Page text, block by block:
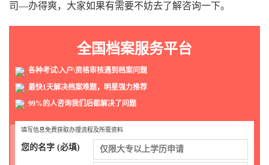
司—办得爽，大家如果有需要不妨去了解咨询一下。
全国档案服务平台
各种考试\入户\资格审核遇到档案问题
最快1天解决档案难题，明星强力推荐
99%的人咨询我们后都解决了问题
填写信息免费获取办理流程及所需资料
您的名字 (必填)